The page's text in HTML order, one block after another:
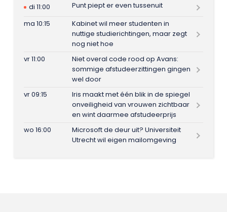
di 11:00
Punt piept er even tussenuit
ma 10:15
Kabinet wil meer studenten in
nuttige studierichtingen, maar zegt
nog niet hoe
vr 11:00
Niet overal code rood op Avans:
sommige afstudeerzittingen gingen
wel door
vr 09:15
Iris maakt met één blik in de spiegel
onveiligheid van vrouwen zichtbaar
en wint daarmee afstudeerprijs
wo 16:00
Microsoft de deur uit? Universiteit
Utrecht wil eigen mailomgeving